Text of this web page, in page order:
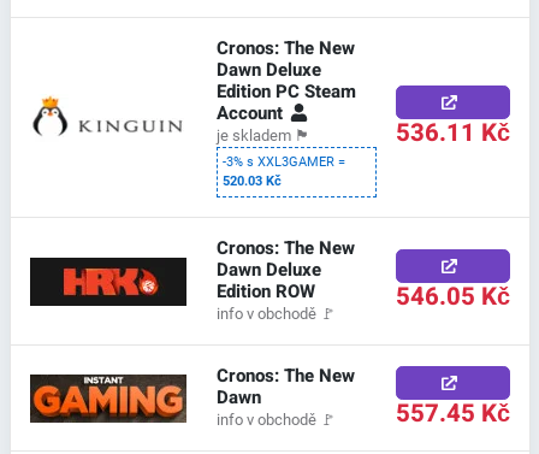
Cronos: The New
Dawn Deluxe
Edition PC Steam
Account
je skladem 🏴
-3% s XXL3GAMER =
520.03 Kč
536.11 Kč
Cronos: The New
Dawn Deluxe
Edition ROW
info v obchodě 🚩 546.05 Kč
Cronos: The New
Dawn
info v obchodě 🚩 557.45 Kč